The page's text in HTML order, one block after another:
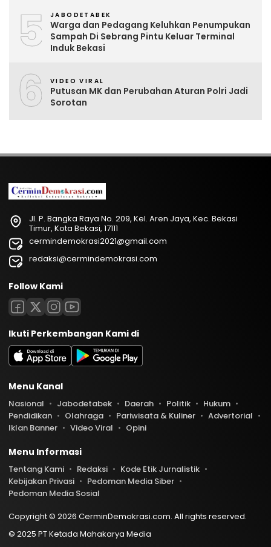
5 JABODETABEK
Warga dan Pedagang Keluhkan Penumpukan
Sampah Di Sebrang Pintu Keluar Terminal
Induk Bekasi
6 VIDEO VIRAL
Putusan MK dan Perubahan Aturan Polri Jadi
Sorotan
Jl. P. Bangka Raya No. 209, Kel. Aren Jaya, Kec. Bekasi
Timur, Kota Bekasi, 17111
cermindemokrasi2021@gmail.com
redaksi@cermindemokrasi.com
Follow Kami
Ikuti Perkembangan Kami di
Menu Kanal
Nasional Jabodetabek Daerah Politik
Hukum
Pendidikan
Olahraga Pariwisata & Kuliner
Advertorial
Iklan Banner
Video Viral Opini
Menu Informasi
Tentang Kami Redaksi
Kode Etik Jurnalistik
Kebijakan Privasi
Pedoman Media Siber
Pedoman Media Sosial
Copyright © 2026 CerminDemokrasi.com. All rights reserved.
© 2025 PT Ketada Mahakarya Media